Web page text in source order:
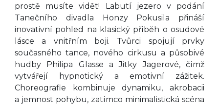
prostě musíte vidět! Labutí jezero v podání
Tanečního divadla Honzy Pokusila přináší
inovativní pohled na klasický příběh o osudové
lásce a vnitřním boji. Tvůrci spojují prvky
současného tance, nového cirkusu a působivé
hudby Philipa Glasse a Jitky Jagerové, čímž
vytvářejí hypnotický a emotivní zážitek.
Choreografie kombinuje dynamiku, akrobacii
a jemnost pohybu, zatímco minimalistická scéna